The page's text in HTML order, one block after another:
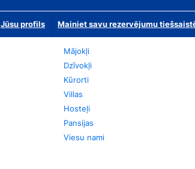
Jūsu profils Mainiet savu rezervējumu
Mājokļi
Dzīvokļi
Kūrorti
Villas
Hosteļi
Pansijas
Viesu nami